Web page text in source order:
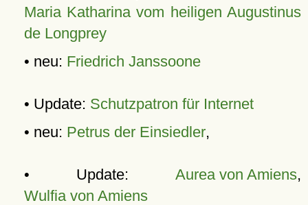
Maria Katharina vom heiligen Augustinus
de Longprey
• neu: Friedrich Janssoone
• Update: Schutzpatron für Internet
• neu: Petrus der Einsiedler,
• Update: Aurea von Amiens,
Wulfia von Amiens